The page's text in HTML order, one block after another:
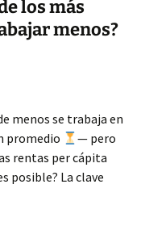
los más
menos?
menos se trabaja en
promedio
— pero
rentas per cápita
posible? La clave